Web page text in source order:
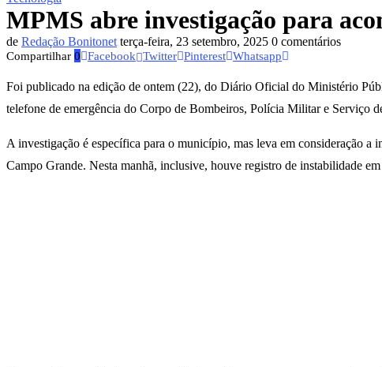
MPMS abre investigação para
de Redação Bonitonet terça-feira, 23 setembro, 2025 0 comentários
Compartilhar 0 Facebook Twitter Pinterest Whatsapp
Foi publicado na edição de ontem (22), do Diário Oficial do Ministério
telefone de emergência do Corpo de Bombeiros, Polícia Militar e
A investigação é específica para o município, mas leva em consideração
Campo Grande. Nesta manhã, inclusive, houve registro de instabilidade